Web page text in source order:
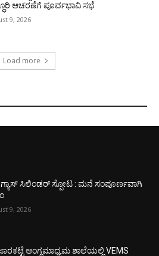
ಆಚರಣೆಗೆ ಪೂರ್ವಭಾವಿ ಸಭೆ
9, 2026
Load more
ಸಿಲಿಂಡರ್ ಸ್ಪೋಟ : ಮನೆ ಸಂಪೂರ್ಣವಾಗಿ
9, 2026
ಆಂಗ್ಲಮಾಧ್ಯಮ ಶಾಲೆಯಲ್ಲಿ VEMS